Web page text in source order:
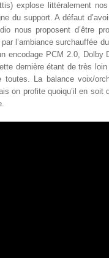
explose littéralement
du support. A défaut
nous proposent d’être
l’ambiance surchauffée
encodage PCM 2.0, Dolby
dernière étant de très
La balance voix/
on profite quoiqu’il en soit
.